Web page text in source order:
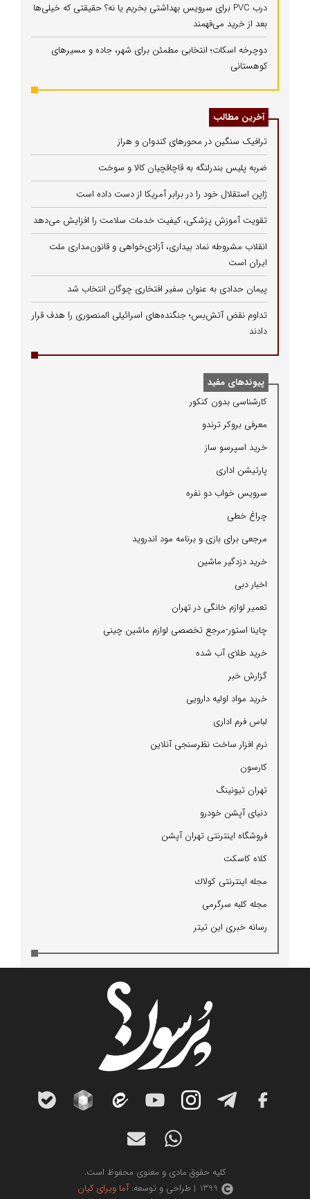
درب PVC برای سرویس بهداشتی بخریم یا نه؟ حقیقتی که خیلی‌ها
بعد از خرید می‌فهمند
دوچرخه اسکات؛ انتخابی مطمئن برای شهر، جاده و مسیرهای
کوهستانی
آخرین مطالب
ترافیک سنگین در محورهای کندوان و هراز
ضربه پلیس بندرلنگه به قاچاقچیان کالا و سوخت
ژاپن استقلال خود را در برابر آمریکا از دست داده است
تقویت آموزش پزشکی، کیفیت خدمات سلامت را افزایش می‌دهد
انقلاب مشروطه نماد بیداری، آزادی‌خواهی و قانون‌مداری ملت
ایران است
پیمان حدادی به عنوان سفیر افتخاری چوگان انتخاب شد
تداوم نقض آتش‌بس؛ جنگنده‌های اسرائیلی المنصوری را هدف قرار
دادند
پیوندهای مفید
كارشناسی بدون كنكور
معرفی بروكر ترندو
خرید اسپرسو ساز
پارتیشن اداری
سرویس خواب دو نفره
چراغ خطی
مرجعی برای بازی و برنامه مود اندروید
خرید دزدگیر ماشین
اخبار دبی
تعمیر لوازم خانگی در تهران
چاینا استور-مرجع تخصصی لوازم ماشین چینی
خرید طلای آب شده
گزارش خبر
خرید مواد اولیه دارویی
لباس فرم اداری
نرم افزار ساخت نظرسنجی آنلاین
كارسون
تهران تیونینگ
دنیای آپشن خودرو
فروشگاه اینترنتی تهران آپشن
كلاه كاسكت
مجله اینترنتی كولاك
مجله كلبه سرگرمی
رسانه خبری این تیتر
کلیه حقوق مادی و معنوی محفوظ است.
1399 | طراحی و توسعه:
آما ویرای کیان